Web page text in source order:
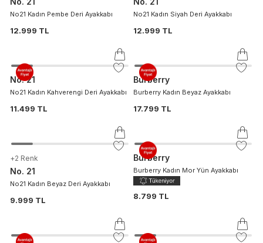
No21 Kadın Pembe Deri Ayakkabı
12.999 TL
No21 Kadın Siyah Deri Ayakkabı
12.999 TL
No. 21
No21 Kadın Kahverengi Deri Ayakkabı
11.499 TL
Burberry
Burberry Kadın Beyaz Ayakkabı
17.799 TL
+2 Renk
No. 21
No21 Kadın Beyaz Deri Ayakkabı
9.999 TL
Burberry
Burberry Kadın Mor Yün Ayakkabı
8.799 TL